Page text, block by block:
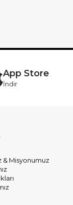
App Store
İndir
& Misyonumuz